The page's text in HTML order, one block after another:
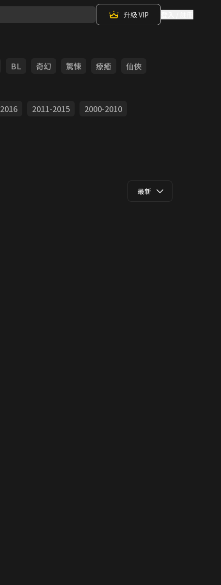
升級 VIP
BL 奇幻 驚悚 療癒
仙俠
2016 2011-2015
2000-2010
最新